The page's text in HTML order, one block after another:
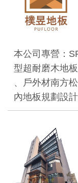
本公司專營：
型超耐磨木地
、戶外材南方
內地板規劃設